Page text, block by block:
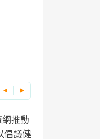
推動
倡議健